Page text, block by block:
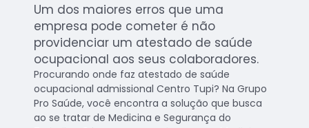
Um dos maiores erros que uma
empresa pode cometer é não
providenciar um atestado de saúde
ocupacional aos seus colaboradores.
Procurando onde faz atestado de saúde
ocupacional admissional Centro Tupi? Na Grupo
Pro Saúde, você encontra a solução que busca
ao se tratar de Medicina e Segurança do